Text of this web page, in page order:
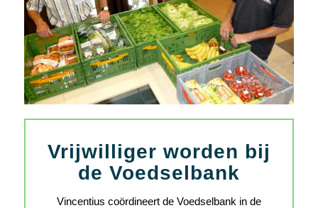
Vrijwilliger worden bij
de Voedselbank
Vincentius coördineert de Voedselbank in de